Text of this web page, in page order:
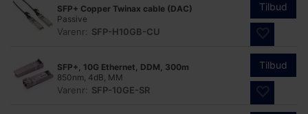
SFP+ Copper Twinax cable (DAC)
Passive
Varenr: SFP-H10GB-CU
Tilbud
SFP+, 10G Ethernet, DDM, 300m
850nm, 4dB, MM
Varenr: SFP-10GE-SR
Tilbud